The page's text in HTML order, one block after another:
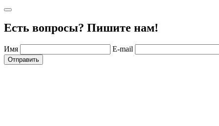
Есть вопросы? Пишите нам!
Имя E-mail